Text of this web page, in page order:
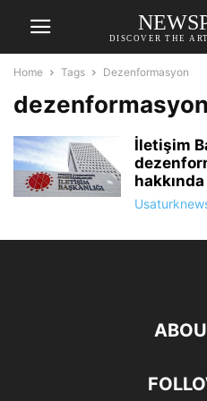
DISCOVER THE
Home Tags Dezenformasyon
dezenformasyon
İletişim